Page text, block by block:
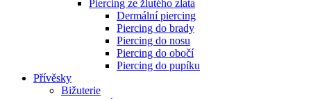
Piercing ze žlutého zlata
Dermální piercing
Piercing do brady
Piercing do nosu
Piercing do obočí
Piercing do pupíku
Přívěsky
Bižuterie